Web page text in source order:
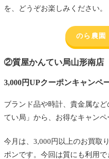
を、どうぞお楽しみください。
のら農
②質屋かんてい局山形南店
3,000円UPクーポンキャンペ
ブランド品や時計、貴金属な
てい局」から、お得なキャンペ
今月は、3,000円以上のお買取
ポンです。今回は質にも利用で